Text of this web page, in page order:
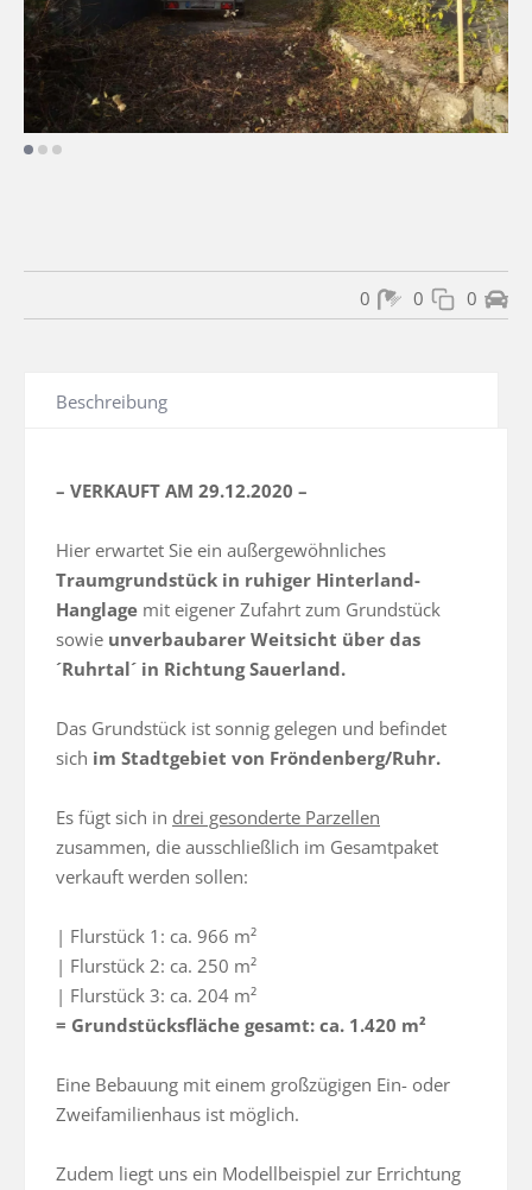
0
0
0
Beschreibung
– VERKAUFT AM 29.12.2020 –
Traumgrundstück in ruhiger Hinterland-
Hanglage mit eigener Zufahrt zum Grundstück
sowie unverbaubarer Weitsicht über das
´Ruhrtal´ in Richtung Sauerland.
Das Grundstück ist sonnig gelegen und befindet
sich im Stadtgebiet von Fröndenberg/Ruhr.
Es fügt sich in drei gesonderte Parzellen
zusammen, die ausschließlich im Gesamtpaket
verkauft werden sollen:
| Flurstück 1: ca. 966 m²
| Flurstück 2: ca. 250 m²
= Grundstücksfläche gesamt: ca. 1.420 m²
Eine Bebauung mit einem großzügigen Ein- oder
Zweifamilienhaus ist möglich.
Zudem liegt uns ein Modellbeispiel zur Errichtung